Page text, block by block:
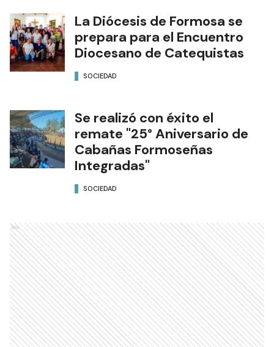
La Diócesis de Formosa se
prepara para el Encuentro
Diocesano de Catequistas
SOCIEDAD
Se realizó con éxito el
remate "25° Aniversario de
Cabañas Formoseñas
Integradas"
SOCIEDAD
Ads